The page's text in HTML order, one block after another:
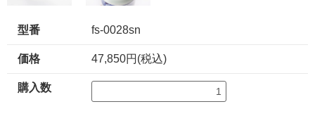
型番 fs-0028sn
価格 47,850円(税込)
購入数